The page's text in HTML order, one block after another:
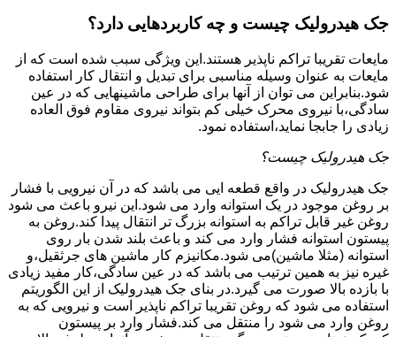
جک هیدرولیک چیست و چه کاربردهایی دارد؟
مایعات تقریبا تراکم ناپذیر هستند.این ویژگی سبب شده است که از
مایعات به عنوان وسیله مناسبی برای تبدیل و انتقال کار استفاده
شود.بنابراین می توان از آنها برای طراحی ماشینهایی که در عین
سادگی،با نیروی محرک خیلی کم بتواند نیروی مقاوم فوق العاده
زیادی را جابجا نماید،استفاده نمود.
جک هیدرولیک چیست؟
جک هیدرولیک در واقع قطعه ایی می باشد که در آن نیرویی با فشار
بر روغن موجود در یک استوانه وارد می شود.این نیرو باعث می شود
روغن غیر قابل تراکم به استوانه بزرگ تر انتقال پیدا کند.روغن به
پیستون استوانه فشار وارد می کند و باعث بلند شدن بار روی
استوانه (مثلا ماشین)می شود.مکانیزم کار ماشین های جرثقیل،و
غیره نیز به همین ترتیب می باشد که در عین سادگی،کار مفید زیادی
با بازده بالا صورت می گیرد.در بنای جک هیدرولیک از این الگوریتم
استفاده می شود که روغن تقریبا تراکم ناپذیر است و نیرویی که به
روغن وارد می شود را منتقل می کند.فشار وارد بر پیستون